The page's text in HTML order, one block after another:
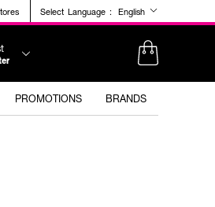
Select Language : English
PROMOTIONS BRANDS